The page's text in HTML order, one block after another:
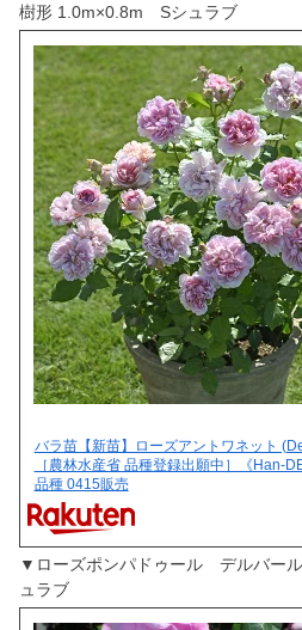
樹形 1.0m×0.8m Sシュラブ
バラ苗【新苗】ローズアントワネット
［農林水産省 品種登録出願中］《Han-
品種 0415販売
▼ローズポンパドゥール デルバ
ュラブ